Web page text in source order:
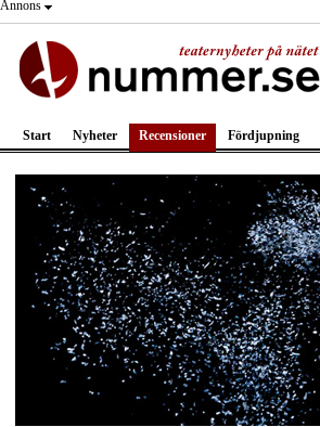
Annons
Start Nyheter Recensioner Fördjupning